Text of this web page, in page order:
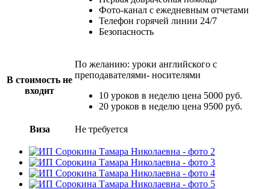
Фото-канал с ежедневным отчетами
Телефон горячей линии 24/7
Безопасность
В стоимость не
входит
По желанию: уроки английского с
преподавателями- носителями
10 уроков в неделю цена 5000 руб.
20 уроков в неделю цена 9500 руб.
Виза Не требуется